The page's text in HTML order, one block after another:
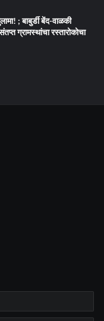
; बाबुर्डी बेंद-वाळकी
ग्रामस्थांचा रस्तारोकोचा